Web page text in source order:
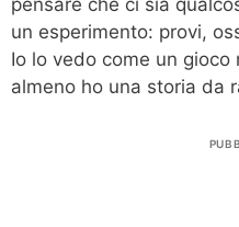
un esperimento: provi,
Io lo vedo come un gioco
almeno ho una storia da